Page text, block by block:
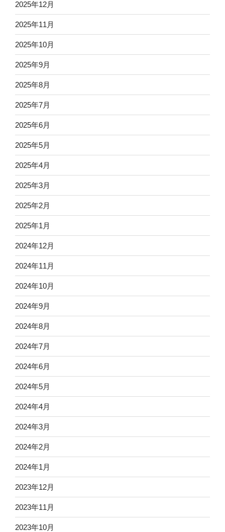
2025年12月
2025年11月
2025年10月
2025年9月
2025年8月
2025年7月
2025年6月
2025年5月
2025年4月
2025年3月
2025年2月
2025年1月
2024年12月
2024年11月
2024年10月
2024年9月
2024年8月
2024年7月
2024年6月
2024年5月
2024年4月
2024年3月
2024年2月
2024年1月
2023年12月
2023年11月
2023年10月